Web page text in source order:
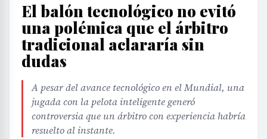
El balón tecnológico no evitó
una polémica que el árbitro
tradicional aclararía sin
dudas
A pesar del avance tecnológico en el Mundial, una
jugada con la pelota inteligente generó
controversia que un árbitro con experiencia habría
resuelto al instante.